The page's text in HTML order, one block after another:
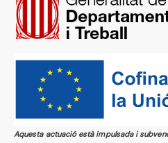
Aquesta actuació està impulsada i